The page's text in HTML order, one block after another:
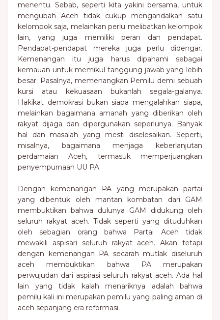
menentu. Sebab, seperti kita yakini bersama, untuk
mengubah Aceh tidak cukup mengandalkan satu
kelompok saja, melainkan perlu melibatkan kelompok
lain, yang juga memiliki peran dan pendapat.
Pendapat-pendapat mereka juga perlu didengar.
Kemenangan itu juga harus dipahami sebagai
kemauan untuk memikul tanggung jawab yang lebih
besar. Pasalnya, memenangkan Pemilu demi sebuah
kursi atau kekuasaan bukanlah segala-galanya.
Hakikat demokrasi bukan siapa mengalahkan siapa,
melainkan bagaimana amanah yang diberikan oleh
rakyat dijaga dan dipergunakan seperlunya. Banyak
hal dan masalah yang mesti diselesaikan. Seperti,
misalnya, bagaimana menjaga keberlanjutan
perdamaian Aceh, termasuk memperjuangkan
penyempurnaan UU PA.
Dengan kemenangan PA yang merupakan partai
yang dibentuk oleh mantan kombatan dari GAM
membuktikan bahwa dulunya GAM didukung oleh
seluruh rakyat aceh. Tidak seperti yang dituduhkan
oleh sebagian orang bahwa Partai Aceh tidak
mewakili aspisari seluruh rakyat aceh. Akan tetapi
dengan kemenangan PA secarah mutlak diseluruh
aceh membuktikan bahwa PA merupakan
perwujudan dari aspirasi seluruh rakyat aceh. Ada hal
lain yang tidak kalah menariknya adalah bahwa
pemilu kali ini merupakan pemilu yang paling aman di
aceh sepanjang era reformasi.